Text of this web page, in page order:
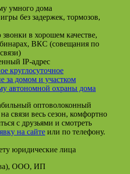
умного дома
без задержек, тормозов,
в хорошем качестве,
ВКС (совещания по
IP-адрес
круглосуточное
за домом и участком
автономной охраны дома
оптоволоконный
связи весь сезон, комфортно
с друзьями и смотреть
на сайте или по телефону.
юридические лица
ООО, ИП